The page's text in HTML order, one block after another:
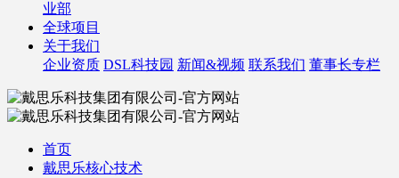
业部
全球项目
关于我们
企业资质 DSL科技园 新闻&视频 联系我们 董事长专栏
首页
戴思乐核心技术